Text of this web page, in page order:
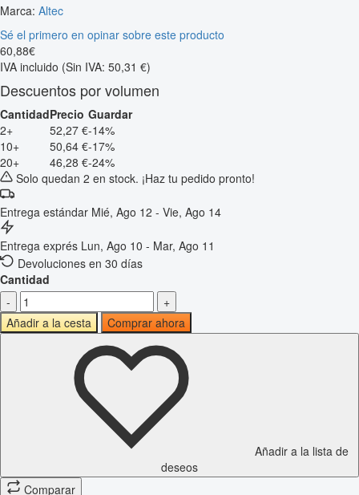
Marca: Altec
Sé el primero en opinar sobre este producto
60,88€
IVA incluido (Sin IVA: 50,31 €)
Descuentos por volumen
CantidadPrecio Guardar
2+
52,27 €-14%
10+
50,64 €-17%
20+
46,28 €-24%
Solo quedan 2 en stock. ¡Haz tu pedido pronto!
Entrega estándar Mié, Ago 12 - Vie, Ago 14
Entrega exprés Lun, Ago 10 - Mar, Ago 11
Devoluciones en 30 días
Cantidad
-
+
Añadir a la cesta
Comprar ahora
Añadir a la lista de
deseos
Comparar